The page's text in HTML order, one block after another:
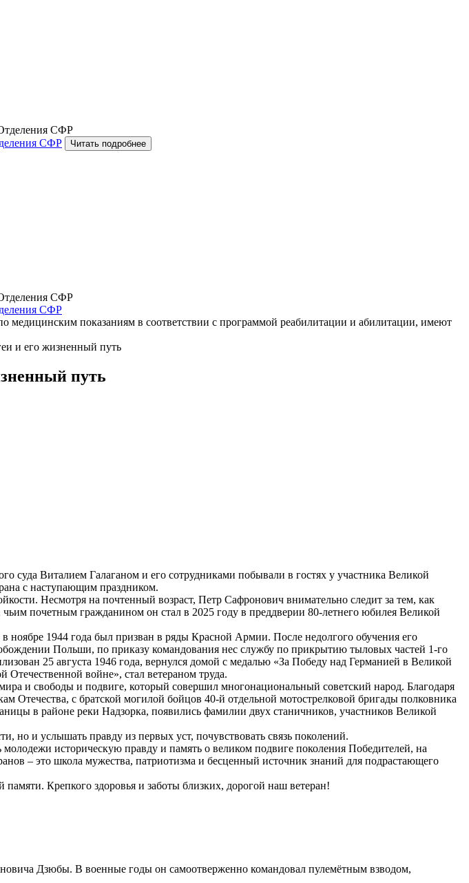
СФР Читать подробнее
СФР
медицинским показаниям в соответствии с программой реабилитации и абилитации, имеют
и его жизненный путь
путь
Виталием Галаганом и его сотрудниками побывали в гостях у участника Великой
с наступающим праздником.
Несмотря на почтенный возраст, Петр Сафронович внимательно следит за тем, как
почетным гражданином он стал в 2025 году в преддверии 80-летнего юбилея Великой
в ноябре 1944 года был призван в ряды Красной Армии. После недолгого обучения его
Польши, по приказу командования нес службу по прикрытию тыловых частей 1-го
25 августа 1946 года, вернулся домой с медалью «За Победу над Германией в Великой
войне», стал ветераном труда.
и свободы и подвиге, который совершил многонациональный советский народ. Благодаря
с братской могилой бойцов 40-й отдельной мотострелковой бригады полковника
в районе реки Надзорка, появились фамилии двух станичников, участников Великой
но и услышать правду из первых уст, почувствовать связь поколений.
историческую правду и память о великом подвиге поколения Победителей, на
– это школа мужества, патриотизма и бесценный источник знаний для подрастающего
Крепкого здоровья и заботы близких, дорогой наш ветеран!
Дзюбы. В военные годы он самоотверженно командовал пулемётным взводом,